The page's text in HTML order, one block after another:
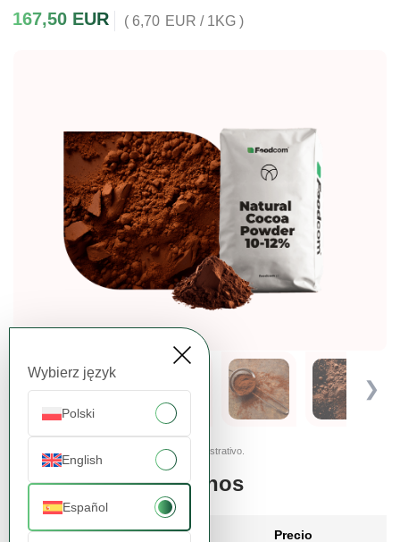
Wybierz język
Polski
English
Español
167,50 EUR ( 6,70 EUR / 1KG )
❮ ❯
Las imágenes presentadas tienen carácter ilustrativo.
Pide más, paga menos
Cantidad Precio